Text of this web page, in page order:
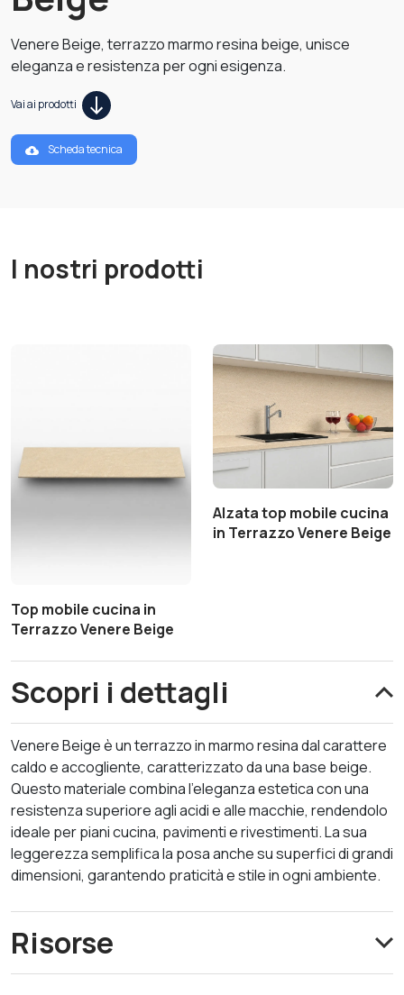
Venere Beige, terrazzo marmo resina beige, unisce
eleganza e resistenza per ogni esigenza.
Vai ai prodotti
Scheda tecnica
I nostri prodotti
Top mobile cucina in
Terrazzo Venere Beige
Alzata top mobile cucina
in Terrazzo Venere Beige
Scopri i dettagli
Venere Beige è un terrazzo in marmo resina dal carattere
caldo e accogliente, caratterizzato da una base beige.
Questo materiale combina l’eleganza estetica con una
resistenza superiore agli acidi e alle macchie, rendendolo
ideale per piani cucina, pavimenti e rivestimenti. La sua
leggerezza semplifica la posa anche su superfici di grandi
dimensioni, garantendo praticità e stile in ogni ambiente.
Risorse